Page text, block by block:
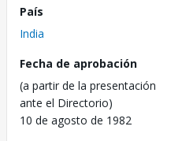
País
India
Fecha de aprobación
(a partir de la presentación
ante el Directorio)
10 de agosto de 1982